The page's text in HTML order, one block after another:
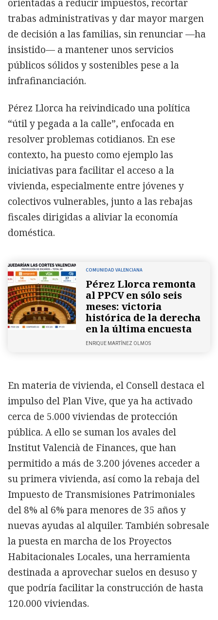
orientadas a reducir impuestos, recortar
trabas administrativas y dar mayor margen
de decisión a las familias, sin renunciar —ha
insistido— a mantener unos servicios
públicos sólidos y sostenibles pese a la
infrafinanciación.
Pérez Llorca ha reivindicado una política
“útil y pegada a la calle”, enfocada en
resolver problemas cotidianos. En ese
contexto, ha puesto como ejemplo las
iniciativas para facilitar el acceso a la
vivienda, especialmente entre jóvenes y
colectivos vulnerables, junto a las rebajas
fiscales dirigidas a aliviar la economía
doméstica.
COMUNIDAD VALENCIANA
Pérez Llorca remonta
al PPCV en sólo seis
meses: victoria
histórica de la derecha
en la última encuesta
ENRIQUE MARTÍNEZ OLMOS
En materia de vivienda, el Consell destaca el
impulso del Plan Vive, que ya ha activado
cerca de 5.000 viviendas de protección
pública. A ello se suman los avales del
Institut Valencià de Finances, que han
permitido a más de 3.200 jóvenes acceder a
su primera vivienda, así como la rebaja del
Impuesto de Transmisiones Patrimoniales
del 8% al 6% para menores de 35 años y
nuevas ayudas al alquiler. También sobresale
la puesta en marcha de los Proyectos
Habitacionales Locales, una herramienta
destinada a aprovechar suelos en desuso y
que podría facilitar la construcción de hasta
120.000 viviendas.